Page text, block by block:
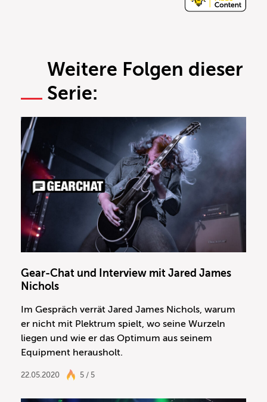
Weitere Folgen dieser
Serie:
Gear-Chat und Interview mit Jared James
Nichols
Im Gespräch verrät Jared James Nichols, warum
er nicht mit Plektrum spielt, wo seine Wurzeln
liegen und wie er das Optimum aus seinem
Equipment herausholt.
22.05.2020 5 / 5